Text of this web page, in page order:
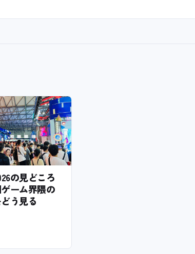
の見どころ
ーム界隈の
う見る